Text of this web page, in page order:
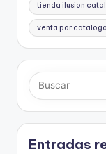
tienda ilusion
venta por catalogo
Entradas